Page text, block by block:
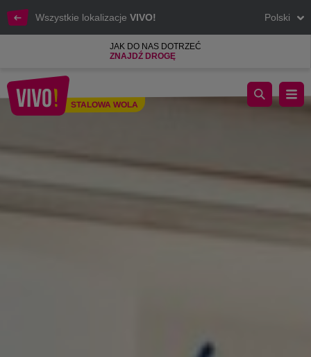
Wszystkie lokalizacje VIVO! Polski
JAK DO NAS DOTRZEĆ
ZNAJDŹ DROGĘ
STALOWA WOLA
Fotorelacja z 6. urodzin VIVO! Stalowa Wola 23.10.2021 r.